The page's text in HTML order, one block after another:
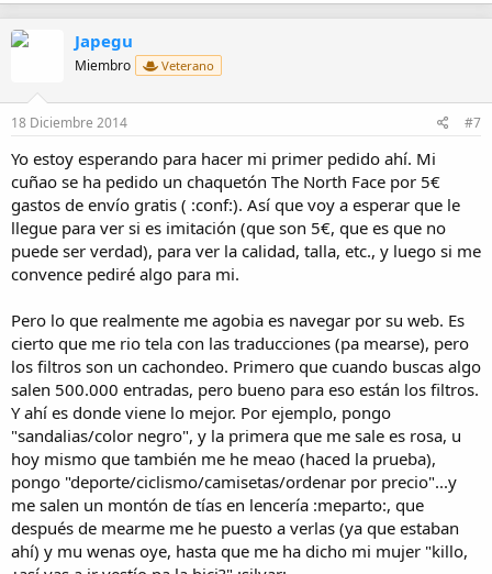
Japegu
Miembro Veterano
18 Diciembre 2014 #7
Yo estoy esperando para hacer mi primer pedido ahí. Mi
cuñao se ha pedido un chaquetón The North Face por 5€
gastos de envío gratis ( :conf:). Así que voy a esperar que le
llegue para ver si es imitación (que son 5€, que es que no
puede ser verdad), para ver la calidad, talla, etc., y luego si me
convence pediré algo para mi.
Pero lo que realmente me agobia es navegar por su web. Es
cierto que me rio tela con las traducciones (pa mearse), pero
los filtros son un cachondeo. Primero que cuando buscas algo
salen 500.000 entradas, pero bueno para eso están los filtros.
Y ahí es donde viene lo mejor. Por ejemplo, pongo
"sandalias/color negro", y la primera que me sale es rosa, u
hoy mismo que también me he meao (haced la prueba),
pongo "deporte/ciclismo/camisetas/ordenar por precio"...y
me salen un montón de tías en lencería :meparto:, que
después de mearme me he puesto a verlas (ya que estaban
ahí) y mu wenas oye, hasta que me ha dicho mi mujer "killo,